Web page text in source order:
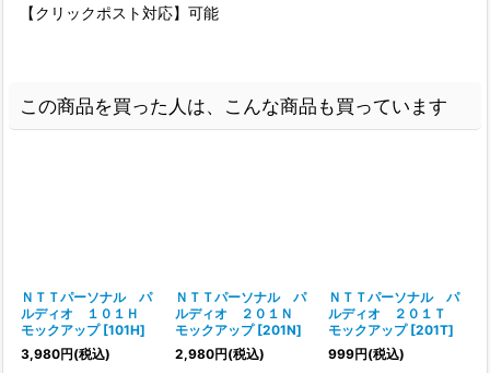
【クリックポスト対応】可能
この商品を買った人は、こんな商品も買っています
ＮＴＴパーソナル パ
ルディオ １０１Ｈ
モックアップ [101H]
3,980円(税込)
ＮＴＴパーソナル パ
ルディオ ２０１Ｎ
モックアップ [201N]
2,980円(税込)
ＮＴＴパーソナル パ
ルディオ ２０１Ｔ
モックアップ [201T]
999円(税込)